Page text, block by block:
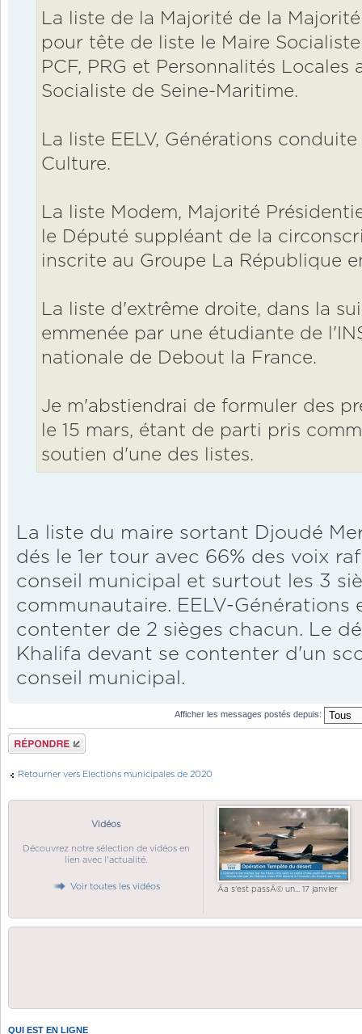
La liste de la Majorité de la
pour tête de liste le Maire
PCF, PRG et Personnalités Locales
Socialiste de Seine-Maritime.
La liste EELV, Générations
Culture.
La liste Modem, Majorité
le Député suppléant de la
inscrite au Groupe La République
La liste d'extrême droite, dans la
emmenée par une étudiante de
nationale de Debout la France.
Je m'abstiendrai de formuler des
le 15 mars, étant de parti pris
soutien d'une des listes.
La liste du maire sortant Djoudé
dés le 1er tour avec 66% des voix
conseil municipal et surtout les 3
communautaire. EELV-Générations
contenter de 2 sièges chacun. Le
Khalifa devant se contenter d'un
conseil municipal.
Afficher les messages postés depuis:
Répondre
Retourner vers Elections municipales de 2020
Vidéos
Découvrez notre sélection de vidéos en
lien avec l'actualité.
Voir toutes les vidéos Ãa s'est passÃ© un... 17 janvier
QUI EST EN LIGNE